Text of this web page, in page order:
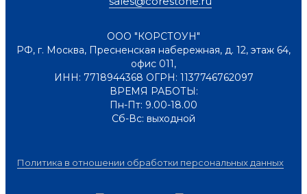
ООО "КОРСТОУН"
РФ, г. Москва, Пресненская набережная, д. 12, этаж 64,
офис 011,
ИНН: 7718944368 ОГРН: 1137746762097
ВРЕМЯ РАБОТЫ:
Пн-Пт: 9.00-18.00
Сб-Вс: выходной
Политика в отношении обработки персональных данных